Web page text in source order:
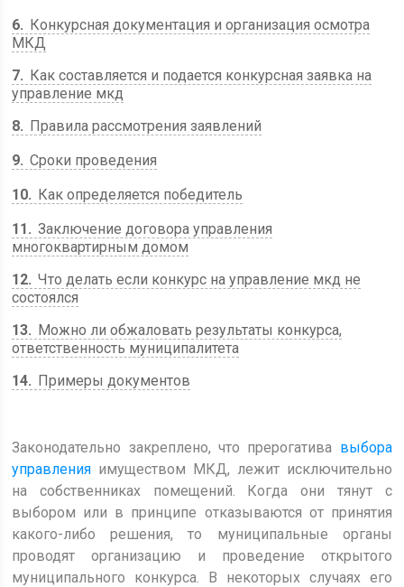
6
Конкурсная документация и организация осмотра
МКД
7
Как составляется и подается конкурсная заявка на
управление мкд
8
Правила рассмотрения заявлений
9 Сроки проведения
10
Как определяется победитель
11
Заключение договора управления
многоквартирным домом
12 Что делать если конкурс на управление мкд не
состоялся
13
Можно ли обжаловать результаты конкурса,
ответственность муниципалитета
14
Примеры документов
Законодательно закреплено, что прерогатива выбора
управления имуществом МКД, лежит исключительно
на собственниках помещений. Когда они тянут с
выбором или в принципе отказываются от принятия
какого-либо решения, то муниципальные органы
проводят организацию и проведение открытого
муниципального конкурса. В некоторых случаях его